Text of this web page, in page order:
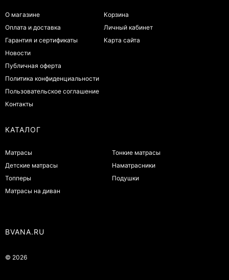
О магазине
Оплата и доставка
Гарантия и сертификаты
Новости
Публичная оферта
Политика конфиденциальности
Пользовательское соглашение
Контакты
Корзина
Личный кабинет
Карта сайта
КАТАЛОГ
Матрасы
Детские матрасы
Топперы
Матрасы на диван
Тонкие матрасы
Наматрасники
Подушки
BVANA.RU
© 2026